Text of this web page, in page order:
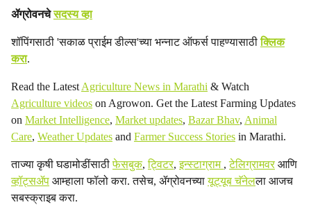
ॲग्रोवनचेसदस्य व्हा
शॉपिंगसाठी 'सकाळ प्राईम डील्स'च्या भन्नाट ऑफर्स पाहण्यासाठीक्लिक
करा.
Read the Latest Agriculture News in Marathi & Watch
Agriculture videos on Agrowon. Get the Latest Farming Updates
on Market Intelligence, Market updates, Bazar Bhav, Animal
Care, Weather Updates and Farmer Success Stories in Marathi.
ताज्या कृषी घडामोडींसाठीफेसबुक,ट्विटर,इन्स्टाग्राम ,टेलिग्रामवरआणि
व्हॉट्सॲप आम्हाला फॉलो करा. तसेच, ॲग्रोवनच्यायूट्यूब चॅनेलला आजच
सबस्क्राइब करा.